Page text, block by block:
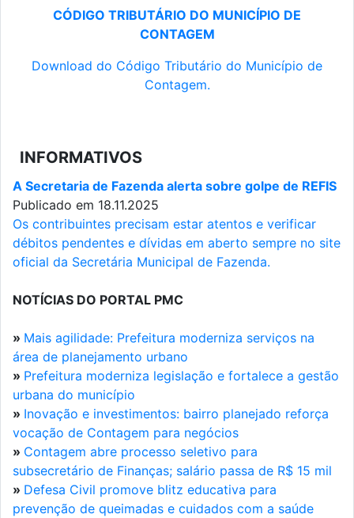
CÓDIGO TRIBUTÁRIO DO MUNICÍPIO DE
CONTAGEM
Download do Código Tributário do Município de
Contagem.
INFORMATIVOS
A Secretaria de Fazenda alerta sobre golpe de REFIS
Publicado em 18.11.2025
Os contribuintes precisam estar atentos e verificar
débitos pendentes e dívidas em aberto sempre no site
oficial da Secretária Municipal de Fazenda.
NOTÍCIAS DO PORTAL PMC
» Mais agilidade: Prefeitura moderniza serviços na
área de planejamento urbano
» Prefeitura moderniza legislação e fortalece a gestão
urbana do município
» Inovação e investimentos: bairro planejado reforça
vocação de Contagem para negócios
» Contagem abre processo seletivo para
subsecretário de Finanças; salário passa de R$ 15 mil
» Defesa Civil promove blitz educativa para
prevenção de queimadas e cuidados com a saúde